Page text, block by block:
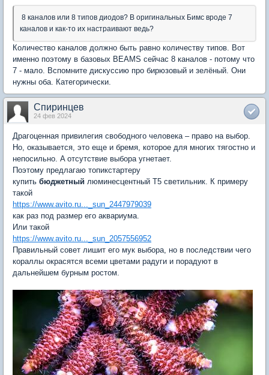
8 каналов или 8 типов диодов? В оригинальных Бимс вроде 7
каналов и как-то их настраивают ведь?
Количество каналов должно быть равно количеству типов. Вот
именно поэтому в базовых BEAMS сейчас 8 каналов - потому что
7 - мало. Вспомните дискуссию про бирюзовый и зелёный. Они
нужны оба. Категорически.
Спиринцев
24 фев 2024
Драгоценная привилегия свободного человека – право на выбор.
Но, оказывается, это еще и бремя, которое для многих тягостно и
непосильно. A отсутствие выбора угнетает.
Поэтому предлагаю топикстартеру
купить бюджетный люминесцентный Т5 светильник. К примеру
такой
https://www.avito.ru..._sun_2447979039
как раз под размер его аквариума.
Или такой
https://www.avito.ru..._sun_2057556952
Правильный совет лишит его мук выбора, но в последствии чего
кораллы окрасятся всеми цветами радуги и порадуют в
дальнейшем бурным ростом.